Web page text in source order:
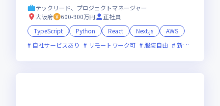
テックリード、プロジェクトマネージャー
大阪府
600-900万円
正社員
TypeScript
Python React Next.js
AWS
自社サービスあり
リモートワーク可 服装自由 新規立ち上げ